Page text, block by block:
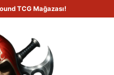
TCG Mağazası!